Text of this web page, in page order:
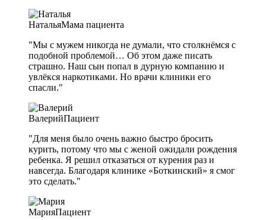
НатальяМама пациента
"Мы с мужем никогда не думали, что столкнёмся с
подобной проблемой… Об этом даже писать
страшно. Наш сын попал в дурную компанию и
увлёкся наркотиками. Но врачи клиники его
спасли."
ВалерийПациент
"Для меня было очень важно быстро бросить
курить, потому что мы с женой ожидали рождения
ребенка. Я решил отказаться от курения раз и
навсегда. Благодаря клинике «Боткинский» я смог
это сделать."
МарияПациент